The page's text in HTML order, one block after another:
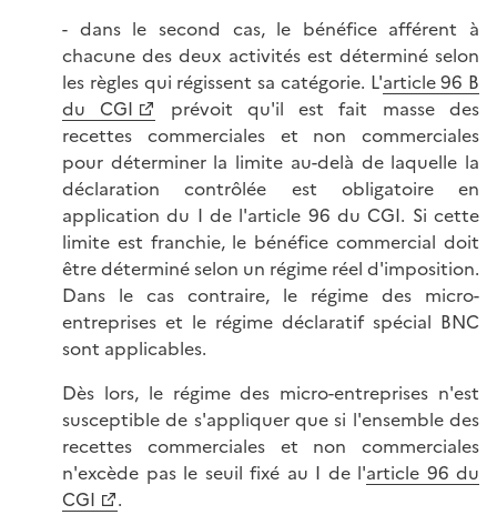
- dans le second cas, le bénéfice afférent à
chacune des deux activités est déterminé selon
les règles qui régissent sa catégorie. L'article 96 B
du CGI
prévoit qu'il est fait masse des
recettes commerciales et non commerciales
pour déterminer la limite au-delà de laquelle la
déclaration contrôlée est obligatoire en
application du I de l'article 96 du CGI. Si cette
limite est franchie, le bénéfice commercial doit
être déterminé selon un régime réel d'imposition.
Dans le cas contraire, le régime des micro-
entreprises et le régime déclaratif spécial BNC
sont applicables.
Dès lors, le régime des micro-entreprises n'est
susceptible de s'appliquer que si l'ensemble des
recettes commerciales et non commerciales
n'excède pas le seuil fixé au I de l'article 96 du
CGI
.